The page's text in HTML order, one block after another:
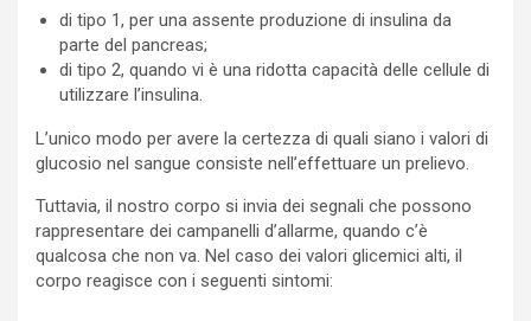
di tipo 1, per una assente produzione di insulina da
parte del pancreas;
di tipo 2, quando vi è una ridotta capacità delle cellule di
utilizzare l’insulina.
L’unico modo per avere la certezza di quali siano i valori di
glucosio nel sangue consiste nell’effettuare un prelievo.
Tuttavia, il nostro corpo si invia dei segnali che possono
rappresentare dei campanelli d’allarme, quando c’è
qualcosa che non va. Nel caso dei valori glicemici alti, il
corpo reagisce con i seguenti sintomi: